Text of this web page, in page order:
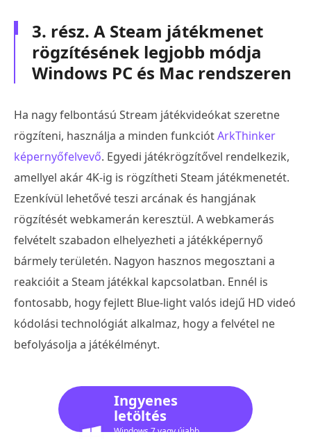
3. rész. A Steam játékmenet
rögzítésének legjobb módja
Windows PC és Mac rendszeren
Ha nagy felbontású Stream játékvideókat szeretne
rögzíteni, használja a minden funkciótArkThinker
képernyőfelvevő. Egyedi játékrögzítővel rendelkezik,
amellyel akár 4K-ig is rögzítheti Steam játékmenetét.
Ezenkívül lehetővé teszi arcának és hangjának
rögzítését webkamerán keresztül. A webkamerás
felvételt szabadon elhelyezheti a játékképernyő
bármely területén. Nagyon hasznos megosztani a
reakcióit a Steam játékkal kapcsolatban. Ennél is
fontosabb, hogy fejlett Blue-light valós idejű HD videó
kódolási technológiát alkalmaz, hogy a felvétel ne
befolyásolja a játékélményt.
Ingyenes
letöltés
Windows 7 vagy újabb